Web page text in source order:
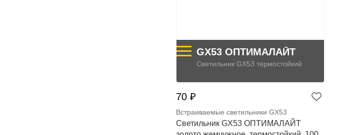
GX53 ОПТИМАЛАЙТ
Светильник GX53 термостойкий
70 ₽
Встраиваемые светильники GX53
Светильник GX53 ОПТИМАЛАЙТ